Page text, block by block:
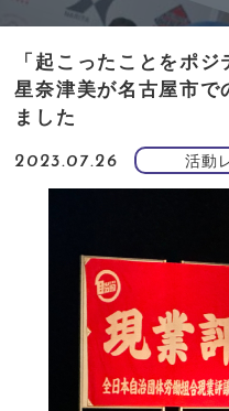
「起こったことをポ
星奈津美が名古屋市で
ました
2023.07.26 活動